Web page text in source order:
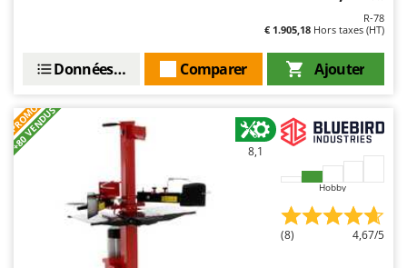
Masterpro
MCH
Minox
Mockmill
More than chef
R-78
€ 1.905,18 Hors taxes (HT)
Ajouter
Comparer
Données techniques
PROMO
+80 VENDUS 8,1
Hobby
(8) 4,67/5